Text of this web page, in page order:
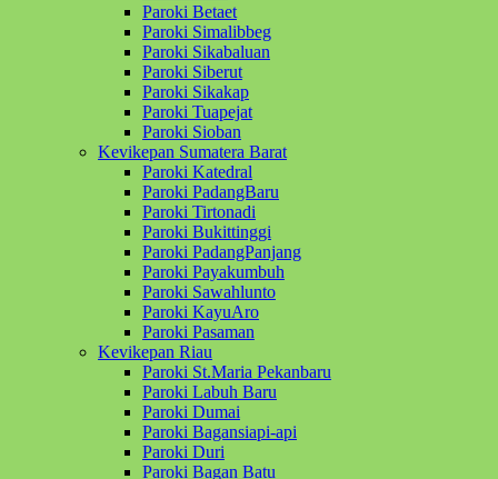
Paroki Betaet
Paroki Simalibbeg
Paroki Sikabaluan
Paroki Siberut
Paroki Sikakap
Paroki Tuapejat
Paroki Sioban
Kevikepan Sumatera Barat
Paroki Katedral
Paroki PadangBaru
Paroki Tirtonadi
Paroki Bukittinggi
Paroki PadangPanjang
Paroki Payakumbuh
Paroki Sawahlunto
Paroki KayuAro
Paroki Pasaman
Kevikepan Riau
Paroki St.Maria Pekanbaru
Paroki Labuh Baru
Paroki Dumai
Paroki Bagansiapi-api
Paroki Duri
Paroki Bagan Batu